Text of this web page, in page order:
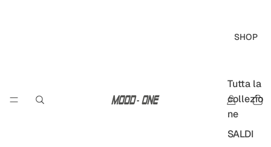
SHOP
Tutta la
collezio
ne
SALDI